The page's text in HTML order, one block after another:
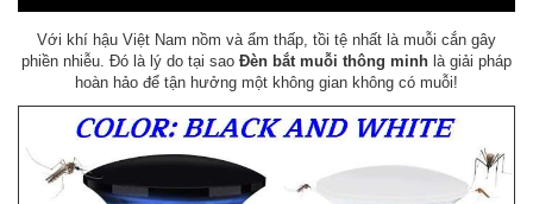
Với khí hậu Việt Nam nồm và ẩm thấp, tồi tệ nhất là muỗi cắn gây
phiền nhiễu. Đó là lý do tại sao Đèn bắt muỗi thông minh là giải pháp
hoàn hảo để tận hưởng một không gian không có muỗi!